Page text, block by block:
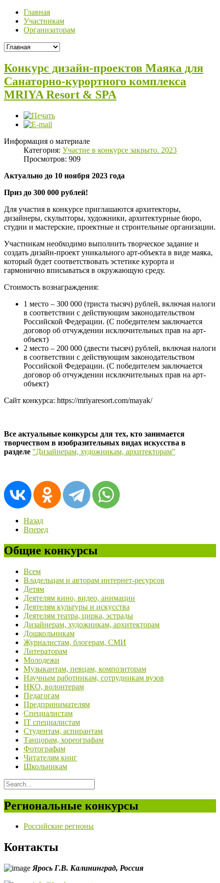
Главная
Участникам
Организаторам
Конкурс дизайн-проектов Маяка для
Санаторно-курортного комплекса
MRIYA Resort & SPA
Информация о материале
Категория: Участие в конкурсе закрыто. 2023
Просмотров: 909
Актуально до 10 ноября 2023 года
Приз до 300 000 рублей!
Для участия в конкурсе приглашаются архитекторы,
дизайнеры, скульпторы, художники, архитектурные бюро,
студии и мастерские, проектные и строительные организации.
Участникам необходимо выполнить творческое задание и
создать дизайн-проект уникального арт-объекта в виде маяка,
который будет соответствовать эстетике курорта и
гармонично вписываться в окружающую среду.
Стоимость вознаграждения:
1 место – 300 000 (триста тысяч) рублей, включая налоги
в соответствии с действующим законодательством
Российской Федерации. (С победителем заключается
договор об отчуждении исключительных прав на арт-
объект)
2 место – 200 000 (двести тысяч) рублей, включая налоги
в соответствии с действующим законодательством
Российской Федерации. (С победителем заключается
договор об отчуждении исключительных прав на арт-
объект)
Сайт конкурса: https://mriyaresort.com/mayak/
Все актуальные конкурсы для тех, кто занимается
творчеством в изобразительных видах искусства в
разделе "Дизайнерам, художникам, архитекторам"
Назад
Вперед
Общие конкурсы
Всем
Владельцам и авторам интернет-ресурсов
Детям
Деятелям кино, видео, анимации
Деятелям культуры и искусства
Деятелям театра, цирка, эстрады
Дизайнерам, художникам, архитекторам
Дошкольникам
Журналистам, блогерам, СМИ
Литераторам
Молодежи
Музыкантам, певцам, композиторам
Научным работникам, сотрудникам вузов
НКО, волонтерам
Педагогам
Предпринимателям
Специалистам
IT специалистам
Студентам, аспирантам
Танцорам, хореографам
Фотографам
Читателям книг
Школьникам
Региональные конкурсы
Российские регионы
Контакты
Ярось Г.В. Калининград, Россия